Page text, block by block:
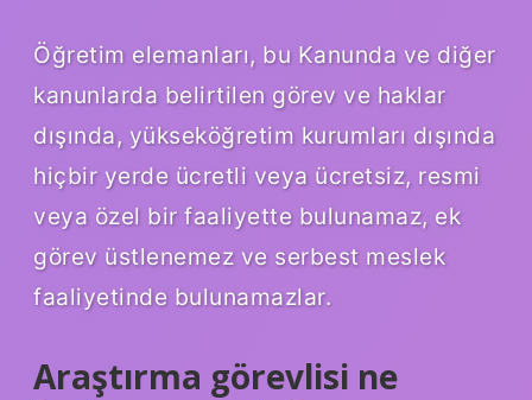
Öğretim elemanları, bu Kanunda ve diğer
kanunlarda belirtilen görev ve haklar
dışında, yükseköğretim kurumları dışında
hiçbir yerde ücretli veya ücretsiz, resmi
veya özel bir faaliyette bulunamaz, ek
görev üstlenemez ve serbest meslek
faaliyetinde bulunamazlar.
Araştırma görevlisi ne